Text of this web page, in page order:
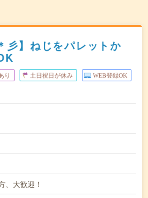
彡】ねじをパレットか
り 土日祝日が休み WEB登録OK
、大歓迎！